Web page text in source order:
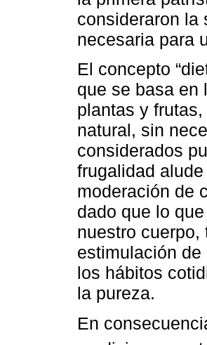
consideraron la
necesaria para
El concepto
que se basa en
plantas y
natural, sin
considerados
frugalidad
moderación de
dado que lo
nuestro
estimulación
los hábitos
la pureza.
En